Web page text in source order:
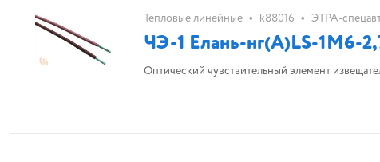
Тепловые линейные • k88016 • ЭТРА-
ЧЭ-1 Елань-нг(А)LS-1М6-
Оптический чувствительный элемент